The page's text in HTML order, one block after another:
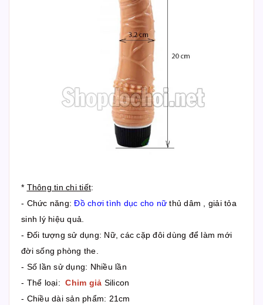
* Thông tin chi tiết:
- Chức năng:Đồ chơi tình dục cho nữ thủ dâm , giải tỏa
sinh lý hiệu quả.
- Đối tượng sử dụng: Nữ, các cặp đôi dùng để làm mới
đời sống phòng the.
- Số lần sử dụng: Nhiều lần
- Thể loại:Chim giả Silicon
- Chiều dài sản phẩm: 21cm